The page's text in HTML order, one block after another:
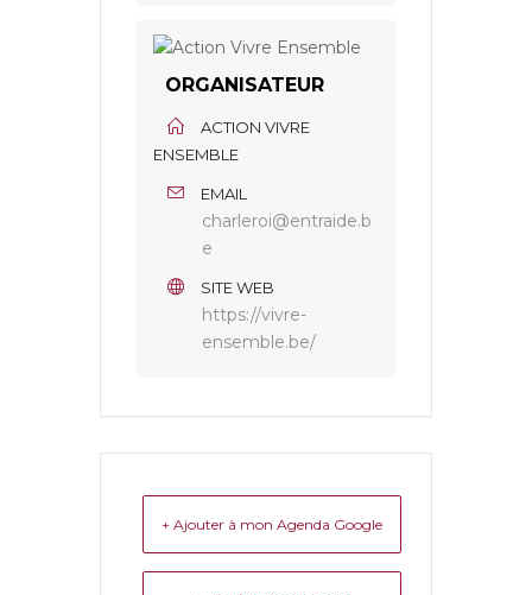
ORGANISATEUR
ACTION VIVRE
ENSEMBLE
EMAIL
charleroi@entraide.b
e
SITE WEB
https://vivre-
ensemble.be/
+ Ajouter à mon Agenda Google